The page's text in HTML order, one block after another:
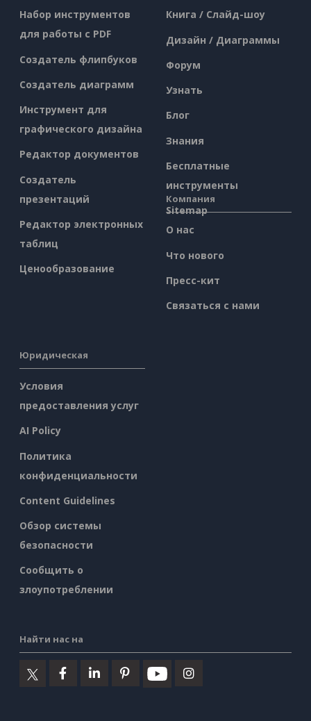
Набор инструментов
для работы с PDF
Создатель флипбуков
Создатель диаграмм
Инструмент для
графического дизайна
Редактор документов
Создатель
презентаций
Редактор электронных
таблиц
Ценообразование
Книга / Слайд-шоу
Дизайн / Диаграммы
Форум
Узнать
Блог
Знания
Бесплатные
инструменты
Sitemap
Компания
О нас
Что нового
Пресс-кит
Связаться с нами
Юридическая
Условия
предоставления услуг
AI Policy
Политика
конфиденциальности
Content Guidelines
Обзор системы
безопасности
Сообщить о
злоупотреблении
Найти нас на